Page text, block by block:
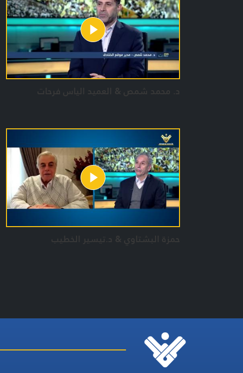
د. محمد شمص & العميد الياس فرحات
حمزة البشتاوي & د.تيسير الخطيب